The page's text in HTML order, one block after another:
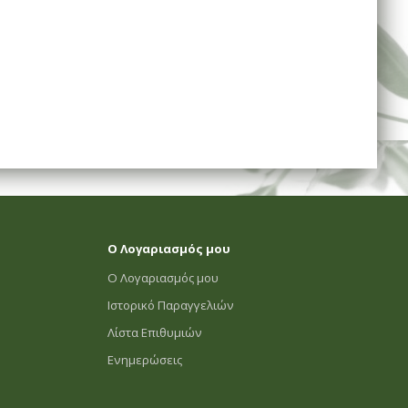
Ο Λογαριασμός μου
Ο Λογαριασμός μου
Ιστορικό Παραγγελιών
Λίστα Επιθυμιών
Ενημερώσεις